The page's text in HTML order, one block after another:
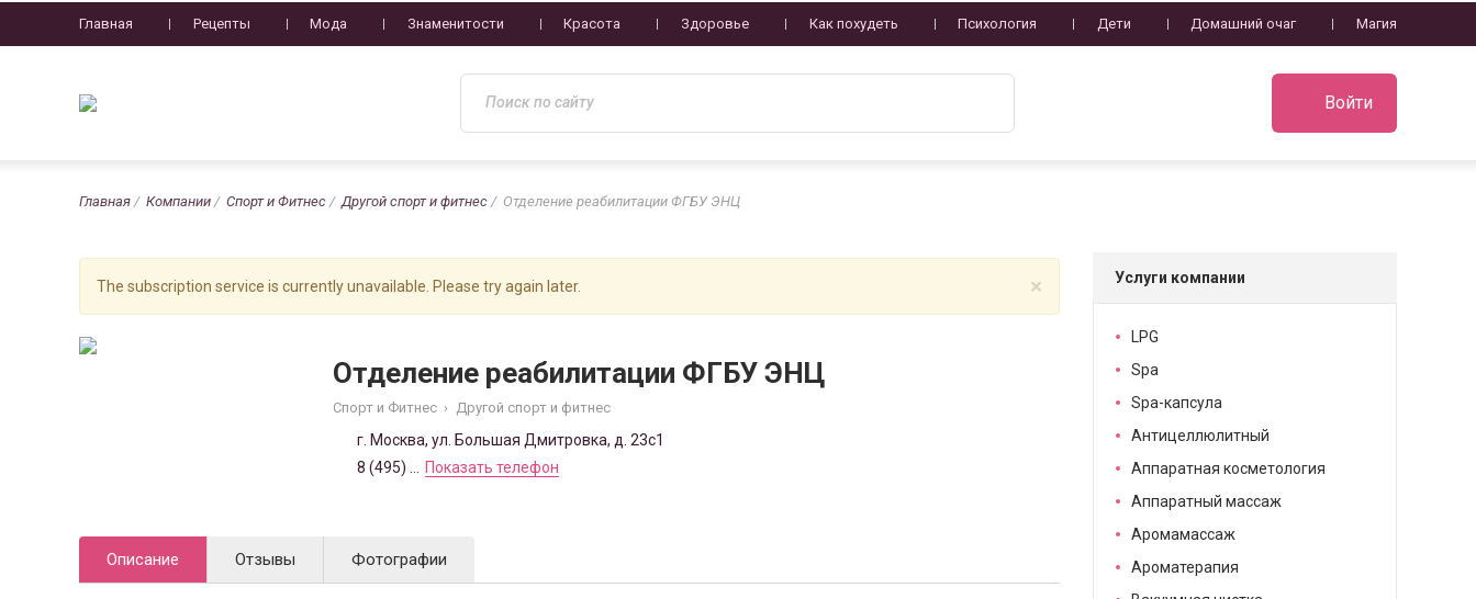
Главная Рецепты Мода Знаменитости Красота Здоровье Как похудеть Психология Дети Домашний очаг Магия
Войти
Главная Компании Спорт и Фитнес Другой спорт и фитнес Отделение реабилитации ФГБУ ЭНЦ
×
The subscription service is currently unavailable. Please try again later.
Отделение реабилитации ФГБУ ЭНЦ
Спорт и Фитнес › Другой спорт и фитнес
г. Москва, ул. Большая Дмитровка, д. 23с1
8 (495) ...
Показать телефон
Описание Отзывы Фотографии
Услуги компании
LPG
Spa
Spa-капсула
Антицеллюлитный
Аппаратная косметология
Аппаратный массаж
Аромамассаж
Ароматерапия